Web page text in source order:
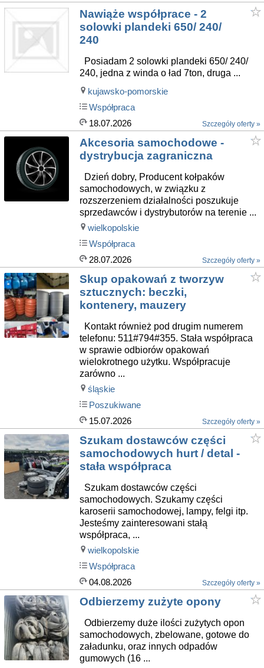
Nawiąże współprace - 2
solowki plandeki 650/ 240/
240
Posiadam 2 solowki plandeki 650/ 240/
240, jedna z winda o ład 7ton, druga ...
kujawsko-pomorskie
Współpraca
18.07.2026
Szczegóły oferty »
Akcesoria samochodowe -
dystrybucja zagraniczna
Dzień dobry, Producent kołpaków
samochodowych, w związku z
rozszerzeniem działalności poszukuje
sprzedawców i dystrybutorów na terenie ...
wielkopolskie
Współpraca
28.07.2026
Szczegóły oferty »
Skup opakowań z tworzyw
sztucznych: beczki,
kontenery, mauzery
Kontakt również pod drugim numerem
telefonu: 511#794#355. Stała współpraca
w sprawie odbiorów opakowań
wielokrotnego użytku. Współpracuje
zarówno ...
śląskie
Poszukiwane
15.07.2026
Szczegóły oferty »
Szukam dostawców części
samochodowych hurt / detal -
stała współpraca
Szukam dostawców części
samochodowych. Szukamy części
karoserii samochodowej, lampy, felgi itp.
Jesteśmy zainteresowani stałą
współpraca, ...
wielkopolskie
Współpraca
04.08.2026
Szczegóły oferty »
Odbierzemy zużyte opony
Odbierzemy duże ilości zużytych opon
samochodowych, zbelowane, gotowe do
załadunku, oraz innych odpadów
gumowych (16 ...